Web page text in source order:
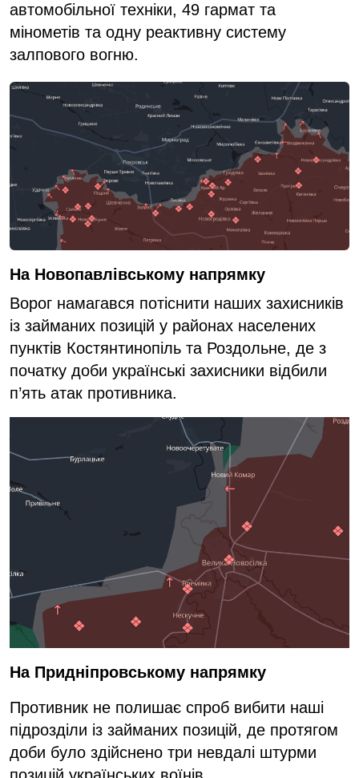
автомобільної техніки, 49 гармат та
мінометів та одну реактивну систему
залпового вогню.
На Новопавлівському напрямку
Ворог намагався потіснити наших захисників
із займаних позицій у районах населених
пунктів Костянтинопіль та Роздольне, де з
початку доби українські захисники відбили
п’ять атак противника.
На Придніпровському напрямку
Противник не полишає спроб вибити наші
підрозділи із займаних позицій, де протягом
доби було здійснено три невдалі штурми